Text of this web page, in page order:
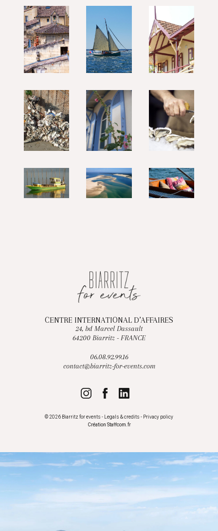
CENTRE INTERNATIONAL D’AFFAIRES
24, bd Marcel Dassault
64200 Biarritz - FRANCE
06.08.92.99.16
contact@biarritz-for-events.com
© 2026 Biarritz for events - Legals & credits - Privacy policy
Création Staffcom.fr